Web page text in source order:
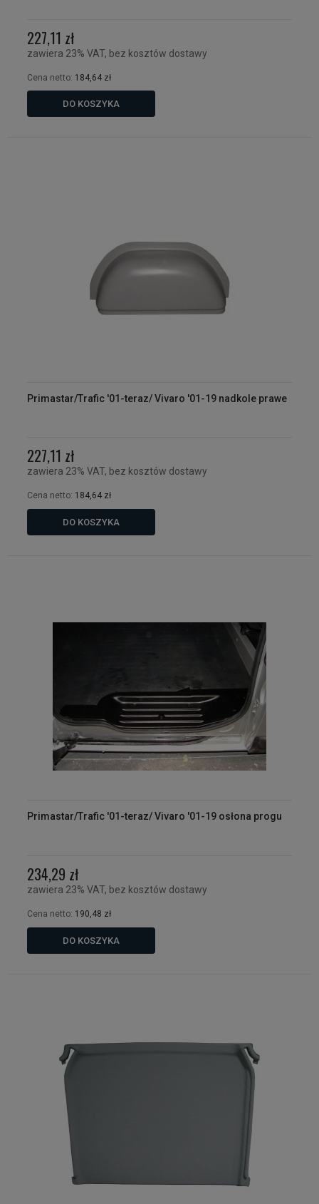
227,11 zł
zawiera 23% VAT, bez kosztów dostawy
Cena netto: 184,64 zł
DO KOSZYKA
Primastar/Trafic '01-teraz/ Vivaro '01-19 nadkole prawe
227,11 zł
zawiera 23% VAT, bez kosztów dostawy
Cena netto: 184,64 zł
DO KOSZYKA
Primastar/Trafic '01-teraz/ Vivaro '01-19 osłona progu
234,29 zł
zawiera 23% VAT, bez kosztów dostawy
Cena netto: 190,48 zł
DO KOSZYKA